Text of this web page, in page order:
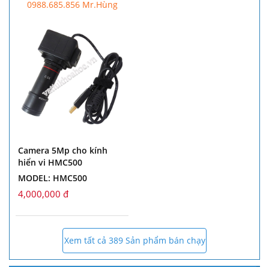
0988.685.856 Mr.Hùng
Camera 5Mp cho kính
hiển vi HMC500
MODEL: HMC500
4,000,000 đ
Xem tất cả 389 Sản phẩm bán chạy